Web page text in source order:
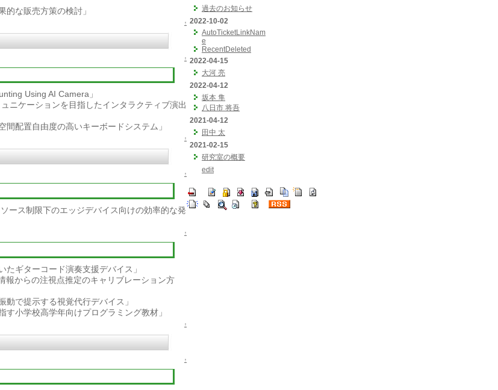
的な販売方策の検討」
↑
↑
Using AI Camera」
ニケーションを目指したインタラクティブ演出
間配置自由度の高いキーボードシステム」
↑
↑
ース制限下のエッジデバイス向けの効率的な発
↑
たギターコード演奏支援デバイス」
報からの注視点推定のキャリブレーション方
動で提示する視覚代行デバイス」
す小学校高学年向けプログラミング教材」
↑
↑
過去のお知らせ
2022-10-02
AutoTicketLinkNam
e
RecentDeleted
2022-04-15
大河 亮
2022-04-12
坂本 隼
八日市 将吾
2021-04-12
田中 太
2021-02-15
研究室の概要
edit